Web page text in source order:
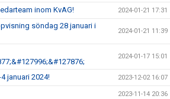
inom KvAG! 2024-01-21 17:31
söndag 28 januari i
2024-01-21 11:39
2024-01-17 15:01
januari 2024! 2023-12-02 16:07
2023-11-14 20:36